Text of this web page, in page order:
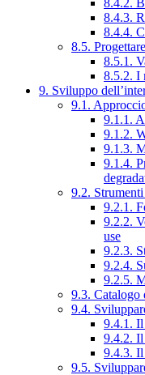
8.4.2.
8.4.3.
8.4.4.
8.5.
8.5.1.
8.5.2. I
9. Sviluppo
9.1.
9.1.1.
9.1.2.
9.1.3.
9.1.4.
9.2.
9.2.1.
9.2.2.
use
9.2.3.
9.2.4.
9.2.5.
9.3. Catalogo
9.4.
9.4.1.
9.4.2.
9.4.3.
9.5.